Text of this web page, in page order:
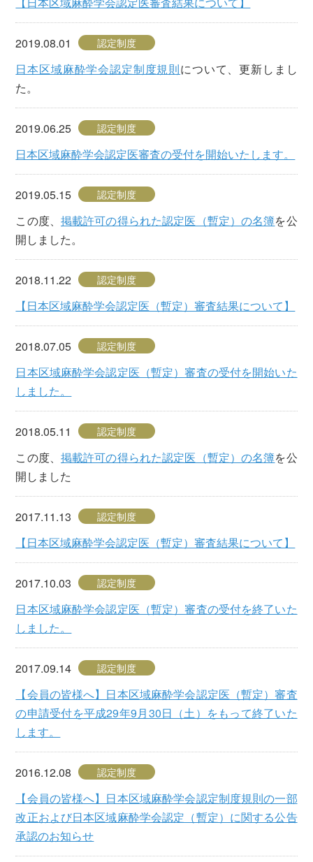
2019.08.01 認定制度
日本区域麻酔学会認定制度規則について、更新しまし
た。
2019.06.25 認定制度
日本区域麻酔学会認定医審査の受付を開始いたします。
2019.05.15 認定制度
この度、 掲載許可の得られた認定医（暫定）の名簿を公
開しました。
2018.11.22 認定制度
【日本区域麻酔学会認定医（暫定）審査結果について】
2018.07.05 認定制度
日本区域麻酔学会認定医（暫定）審査の受付を開始いた
しました。
2018.05.11 認定制度
この度、 掲載許可の得られた認定医（暫定）の名簿を公
開しました
2017.11.13 認定制度
【日本区域麻酔学会認定医（暫定）審査結果について】
2017.10.03 認定制度
日本区域麻酔学会認定医（暫定）審査の受付を終了いた
しました。
2017.09.14 認定制度
【会員の皆様へ】日本区域麻酔学会認定医（暫定）審査
の申請受付を平成29年9月30日（土）をもって終了いた
します。
2016.12.08 認定制度
【会員の皆様へ】日本区域麻酔学会認定制度規則の一部
改正および日本区域麻酔学会認定（暫定）に関する公告
承認のお知らせ